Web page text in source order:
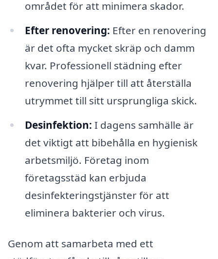
området för att minimera skador.
Efter renovering: Efter en renovering
är det ofta mycket skräp och damm
kvar. Professionell städning efter
renovering hjälper till att återställa
utrymmet till sitt ursprungliga skick.
Desinfektion: I dagens samhälle är
det viktigt att bibehålla en hygienisk
arbetsmiljö. Företag inom
företagsstäd kan erbjuda
desinfekteringstjänster för att
eliminera bakterier och virus.
Genom att samarbeta med ett